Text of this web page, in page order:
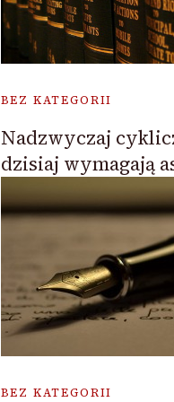
BEZ KATEGORII
Nadzwyczaj
dzisiaj wymagają
BEZ KATEGORII